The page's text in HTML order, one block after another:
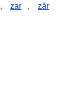
, zar , zăr